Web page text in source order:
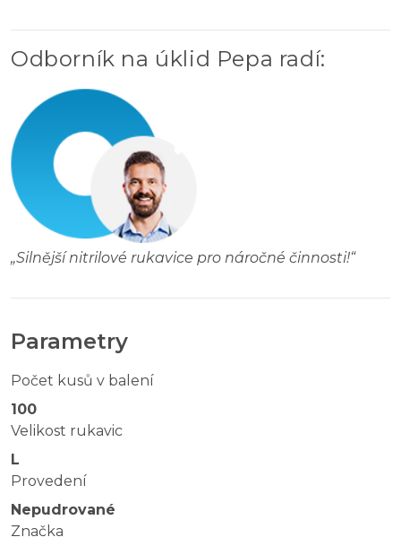
Odborník na úklid Pepa radí:
„Silnější nitrilové rukavice pro náročné činnosti!“
Parametry
Počet kusů v balení
100
Velikost rukavic
L
Provedení
Nepudrované
Značka